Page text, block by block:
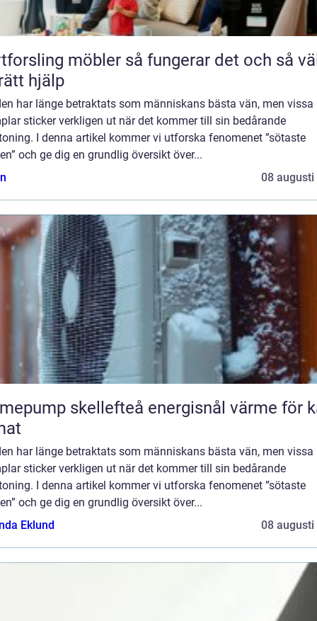
möbler så fungerar det och så väljer
hjälp
har länge betraktats som människans bästa vän, men vissa
sticker verkligen ut när det kommer till sin bedårande
I denna artikel kommer vi utforska fenomenet ”sötaste
och ge dig en grundlig översikt över...
08 augusti
skellefteå energisnål värme för kallt
har länge betraktats som människans bästa vän, men vissa
sticker verkligen ut när det kommer till sin bedårande
I denna artikel kommer vi utforska fenomenet ”sötaste
och ge dig en grundlig översikt över...
Eklund
08 augusti